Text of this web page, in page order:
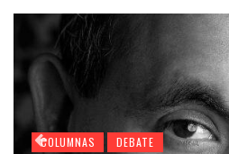
COLUMNAS DEBATE